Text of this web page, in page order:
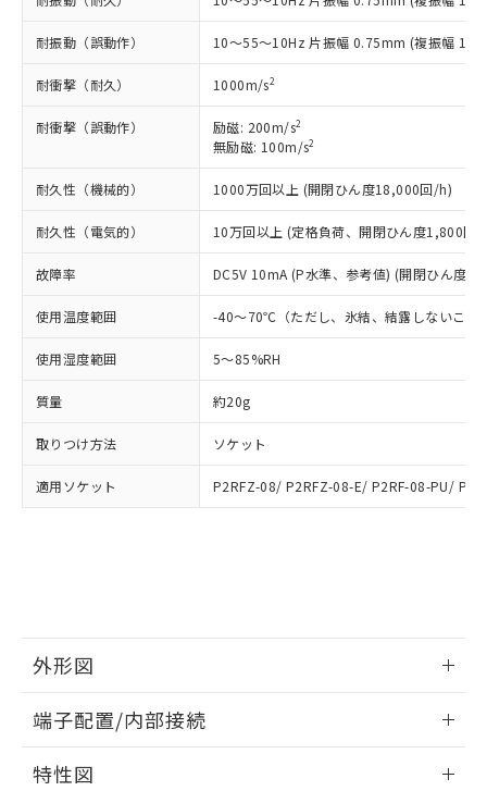
耐振動（誤動作） 10～55～10Hz 片振幅 0.75mm (複振幅
耐衝撃（耐久） 1000m/s2
耐衝撃（誤動作） 励磁: 200m/s2
無励磁: 100m/s2
耐久性（機械的） 1000万回以上 (開閉ひん度18,000回/h)
耐久性（電気的） 10万回以上 (定格負荷、開閉ひん度1,800回/
故障率 DC5V 10mA (P水準、参考値) (開閉ひん度
使用温度範囲 -40～70℃（ただし、氷結、結露しないこと
使用湿度範囲 5～85%RH
質量 約20g
取りつけ方法 ソケット
適用ソケット P2RFZ-08/ P2RFZ-08-E/ P2RF-08-PU/
外形図
外形図
端子配置/内部接続
特性図
タに基づき作成されるものであり、閲
覧された時点での実際の在庫および標
準価格とは異なる場合があることをご
了承ください。
正式な納期状況および標準価格はお客
様のお取引先、またはお客様担当のオ
ムロン制御機器販売店・当社販売員に
ご相談ください。
オムロン制御機器販売店や当社販売拠
点は「
販売ネットワーク
」をご確認
ください。
在庫状況および標準価格結果を当社の
事前の承諾なく第三者に漏洩または開
示しないようお願いします。
ビス）をご利用いただくには、I-Web
メンバーズにご登録されている必要が
お客様が当ウェブサイト上で当社にご
登録された部品リストについて、当社
および当社の共同利用者が、当社の製
品・サービスに関するお客様との取
指します。
ミウム(Cd) 100ppm以下、
六価クロム(Cr(Ⅵ)) 1000ppm以下、ポリ臭化ビフェニル
類(PBB) 1000ppm以下、ポリ臭化ジフェニルエーテル類
(PBDE) 1000ppm以下、フタル酸ビス(2-エチルヘキシ
ルベンジル（BBP） 1000ppm以下、フタル酸ジブチル
（DBP） 1000ppm以下、フタル酸ジイソブチル
適用除外項目は除く。
フタル酸エステル類の４物質については閾値を超える意
図的な使用がないことを確認しています。
※2 対応予定月
部品在庫の切り替え状況などにより、予定
月が前後することがあります。
※3 非含有証明書ダウンロード
下記の非含有証明書をダウンロードするこ
るもので、過去に遡って非含有を証明する
ものではありません。
また、RoHS指令のフタル酸エステル類４
荷製品に未対応品が混在することから備考
欄に対応日を記載しておりました。
既に当社にて対応品への在庫切替を完了
*中国RoHS10物質の基準値 (GB/T26572)：
Pb(鉛) :1000ppm、 Hg(水銀) : 1000ppm、 Cd(カドミウ
Cr(Ⅵ)(六価クロム) : 1000ppm、 PBBs(ポリ臭化ビフェ
DBP(フタル酸ジブチル) : 1000ppm、 DIBP(フタル酸ジ
イソブチル) : 1000ppm、 BBP(フタル酸ブチルベンジ
DEHP(フタル酸ビス(2-エチルヘキシル)) : 1000ppm
※2 環境保護使用期限
「ｅ」：有害物質（10物質）のすべてが基
準値以下であることを示します。
「10」：通常の使用状況下において有害物
質が外部に漏えいし、環境に深刻な影響を
及ぼさない年数を意味します。
「－」：未確認です。当社販売部門へお問
い合わせください。
または国外への提供する場合は、日本
国政府の輸出許可(または役務取引許
可)を取得するなどの必要な手続きを
当社は規制貨物を破棄する場合は、完
全に破砕するなど、違法に輸出されな
いよう必要な手段を講じます。
当社は貴社製品を、核兵器、ミサイ
ル、化学兵器、生物兵器またはその他
武器並びにこれらの製造装置等に一切
使用いたしません。
当社は、貴社製品を第三者に販売する
場合は、上記1、2および3の内容を当
該第三者に通知します。また当社は、
販売先および販売に係わる関係者が違
法に輸出するおそれがある場合は、取
り引きをいたしません。
号
一定数以上の在庫あり
一定数には満たないが在庫あり
在庫なし(最新の在庫状況につ
いては、お客様のお取引先、ま
たはお客様担当のオムロン制御
機器販売店・当社販売員にご確
認ください)
空
白
受注生産機種、また在庫状況の